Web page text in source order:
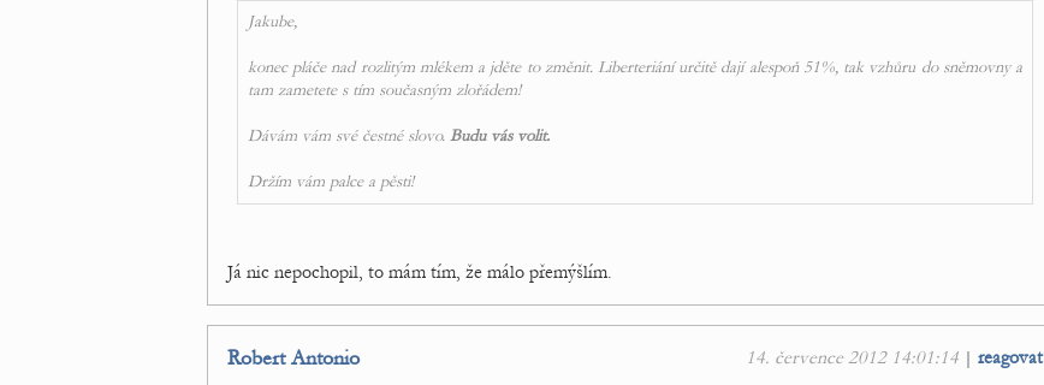
Jakube,
konec pláče nad rozlitým mlékem a jděte to změnit. Liberteriání určitě dají alespoň 51%, tak vzhůru do sněmovny a
tam zametete s tím současným zlořádem!
Dávám vám své čestné slovo. Budu vás volit.
Držím vám palce a pěsti!
Já nic nepochopil, to mám tím, že málo přemýšlím.
14. července 2012 14:01:14 | reagovat
Robert Antonio